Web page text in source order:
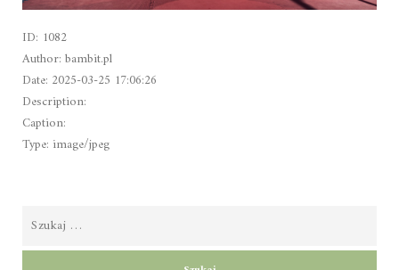
ID: 1082
Author: bambit.pl
Date: 2025-03-25 17:06:26
Description:
Caption:
Type: image/jpeg